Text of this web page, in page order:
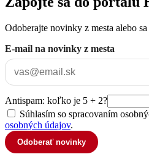
Odoberajte novinky z mesta alebo
E-mail na novinky z mesta
Antispam: koľko je 5 + 2?
Súhlasím so spracovaním
osobných údajov.
Odoberať novinky